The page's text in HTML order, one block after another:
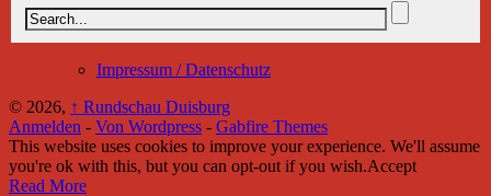
Impressum / Datenschutz
© 2026, ↑ Rundschau Duisburg
Anmelden - Von Wordpress - Gabfire Themes
This website uses cookies to improve your experience. We'll assume
you're ok with this, but you can opt-out if you wish.Accept
Read More